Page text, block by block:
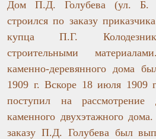
Дом П.Д. Голубева (ул. Б.
строился по заказу
купца П.Г.
строительными
каменно-деревянного дома
1909 г. Вскоре 18 июля 1909
поступил на
каменного двухэтажного
заказу П.Д. Голубева был